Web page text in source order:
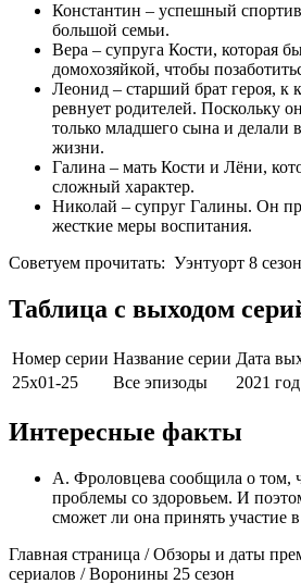
Константин – успешный
большой семьи.
Вера – супруга Кости, которая
домохозяйкой, чтобы
Леонид – старший брат героя, к
ревнует родителей. Поскольку
только младшего сына и делали
жизни.
Галина – мать Кости и Лёни,
сложный характер.
Николай – супруг Галины. Он
жесткие меры воспитания.
Советуем прочитать: Уэнтуорт 8 сезон
Таблица с выходом
Номер серии Название серии Дата
25х01-25
Все эпизоды 2021 год
Интересные факты
А. Фроловцева сообщила о том,
проблемы со здоровьем. И
сможет ли она принять участие
Главная страница / Обзоры и даты
сериалов / Воронины 25 сезон